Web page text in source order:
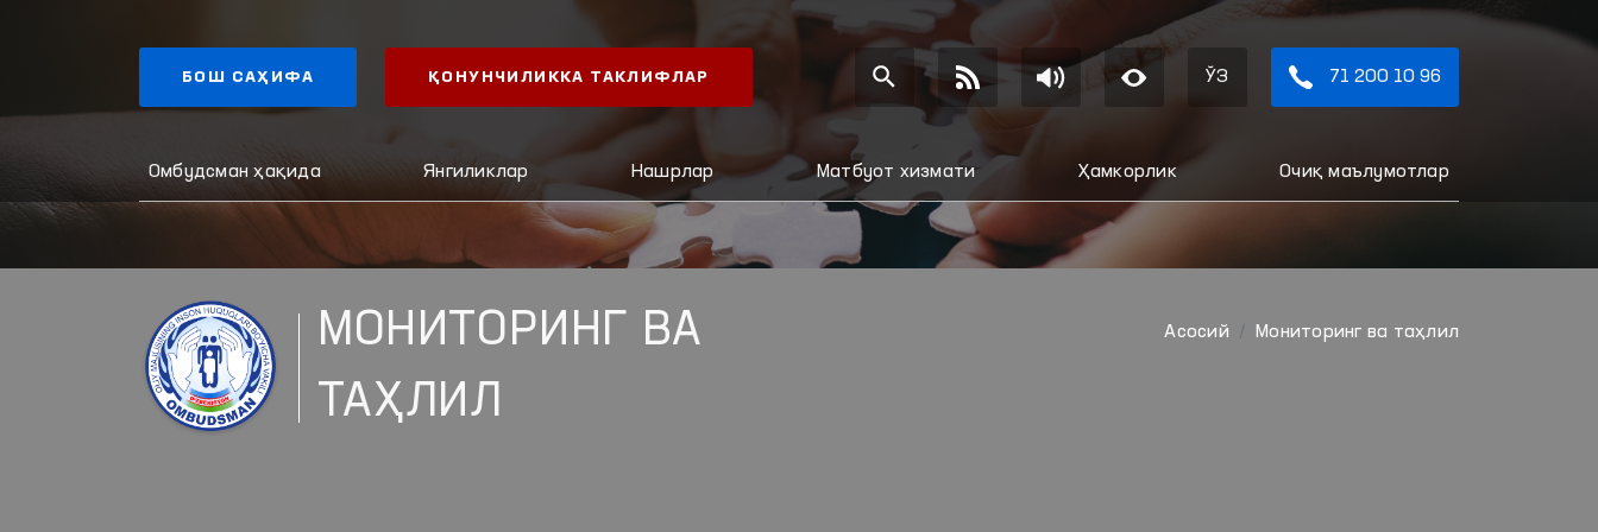
БОШ САҲИФА ҚОНУНЧИЛИККА ТАКЛИФЛАР ЎЗ 71 200 10 96
Омбудсман ҳақида Янгиликлар Нашрлар Матбуот хизмати Ҳамкорлик Очиқ маълумотлар
МОНИТОРИНГ ВА
ТАҲЛИЛ
Aсосий Мониторинг ва таҳлил